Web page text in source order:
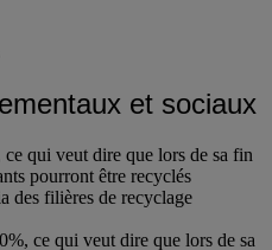
et sociaux
qui veut dire que lors de sa fin
pourront être recyclés
des filières de recyclage
ce qui veut dire que lors de sa